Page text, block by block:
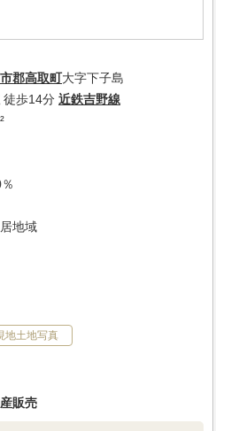
郡高取町大字下子島
徒歩14分 近鉄吉野線
地域
地土地写真
販売